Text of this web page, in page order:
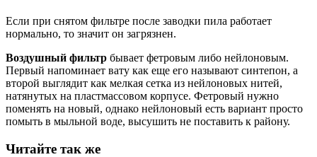
Если при снятом фильтре после заводки пила работает
нормально, то значит он загрязнен.
Воздушный фильтр бывает фетровым либо нейлоновым.
Первый напоминает вату как еще его называют синтепон, а
второй выглядит как мелкая сетка из нейлоновых нитей,
натянутых на пластмассовом корпусе. Фетровый нужно
поменять на новый, однако нейлоновый есть вариант просто
помыть в мыльной воде, высушить не поставить к району.
Читайте так же